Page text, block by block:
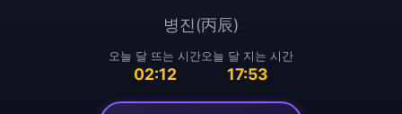
병진(丙辰)
오늘 달 뜨는 시간
02:12
오늘 달 지는 시간
17:53